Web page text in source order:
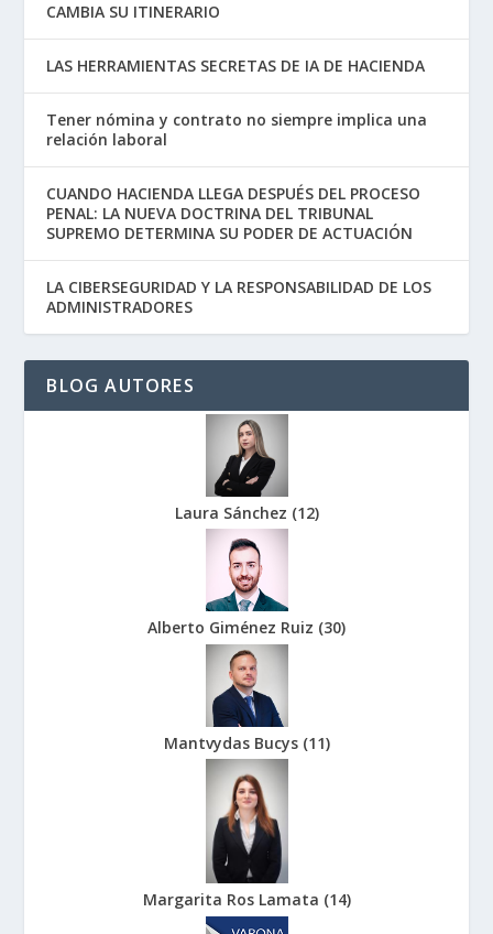
CAMBIA SU ITINERARIO
LAS HERRAMIENTAS SECRETAS DE IA DE HACIENDA
Tener nómina y contrato no siempre implica una
relación laboral
CUANDO HACIENDA LLEGA DESPUÉS DEL PROCESO
PENAL: LA NUEVA DOCTRINA DEL TRIBUNAL
SUPREMO DETERMINA SU PODER DE ACTUACIÓN
LA CIBERSEGURIDAD Y LA RESPONSABILIDAD DE LOS
ADMINISTRADORES
BLOG AUTORES
Laura Sánchez (12)
Alberto Giménez Ruiz (30)
Mantvydas Bucys (11)
Margarita Ros Lamata (14)